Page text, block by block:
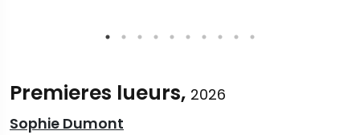
Premieres lueurs, 2026
Sophie Dumont